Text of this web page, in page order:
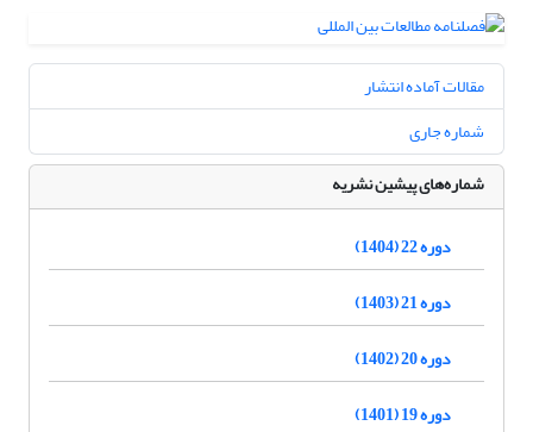
مقالات آماده انتشار
شماره جاری
شماره‌های پیشین نشریه
دوره 22 (1404)
دوره 21 (1403)
دوره 20 (1402)
دوره 19 (1401)